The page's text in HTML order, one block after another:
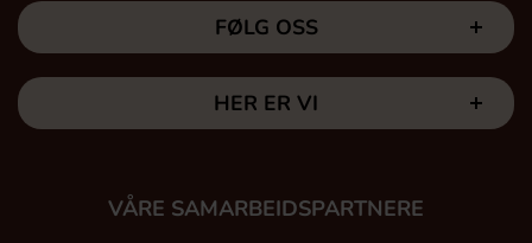
FØLG OSS
HER ER VI
VÅRE SAMARBEIDSPARTNERE